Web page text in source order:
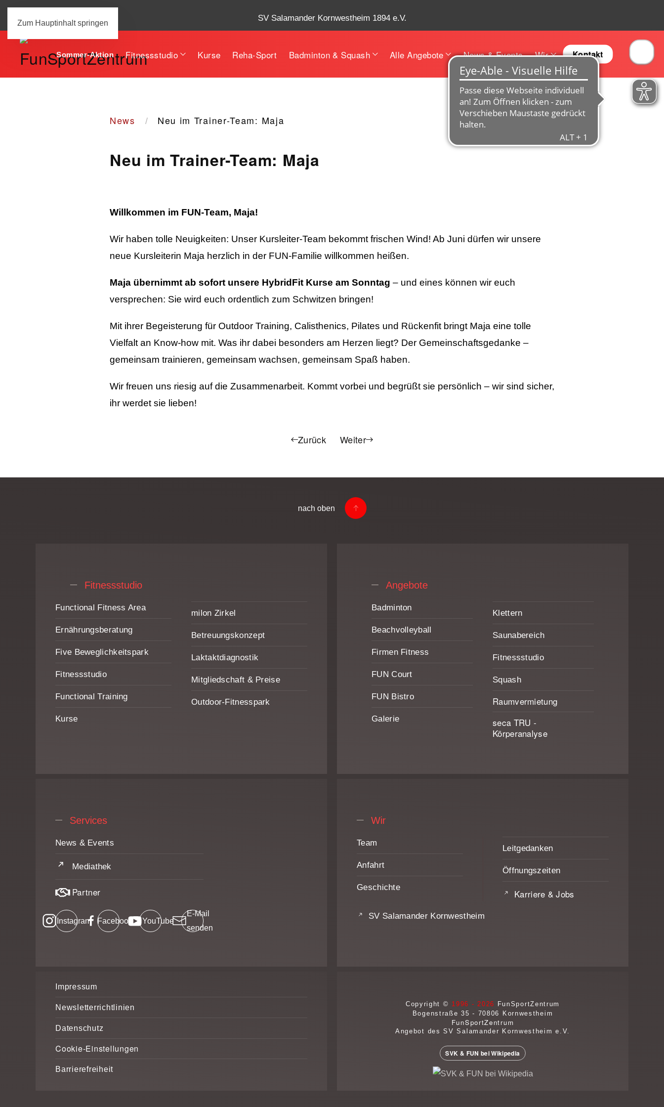
Zum Hauptinhalt springen
SV Salamander Kornwestheim 1894 e.V.
Sommer-Aktion Fitnessstudio Kurse Reha-Sport Badminton & Squash Alle Angebote News & Events Wir Kontakt
News Neu im Trainer-Team: Maja
Neu im Trainer-Team: Maja
Willkommen im FUN-Team, Maja!
Wir haben tolle Neuigkeiten: Unser Kursleiter-Team bekommt frischen Wind! Ab Juni dürfen wir unsere
neue Kursleiterin Maja herzlich in der FUN-Familie willkommen heißen.
Maja übernimmt ab sofort unsere HybridFit Kurse am Sonntag – und eines können wir euch
versprechen: Sie wird euch ordentlich zum Schwitzen bringen!
Mit ihrer Begeisterung für Outdoor Training, Calisthenics, Pilates und Rückenfit bringt Maja eine tolle
Vielfalt an Know-how mit. Was ihr dabei besonders am Herzen liegt? Der Gemeinschaftsgedanke –
gemeinsam trainieren, gemeinsam wachsen, gemeinsam Spaß haben.
Wir freuen uns riesig auf die Zusammenarbeit. Kommt vorbei und begrüßt sie persönlich – wir sind sicher,
ihr werdet sie lieben!
Zurück Weiter
nach oben
Fitnessstudio
Functional Fitness Area
Ernährungs­beratung
Five Beweglichkeitspark
Fitnessstudio
Functional Training
Kurse
milon Zirkel
Betreuungskonzept
Laktaktdiagnostik
Mitgliedschaft & Preise
Outdoor-Fitnesspark
Angebote
Badminton
Beach­volleyball
Firmen Fitness
FUN Court
FUN Bistro
Galerie
Klettern
Saunabereich
Fitnessstudio
Squash
Raumvermietung
seca TRU -
Körperanalyse
Services
News & Events
Mediathek
Partner
Instagram Facebook YouTube
E-Mail
senden
Wir
Team
Anfahrt
Geschichte
Leitgedanken
Öffnungszeiten
Karriere & Jobs
SV Salamander Kornwestheim
Impressum
Newsletterrichtlinien
Datenschutz
Cookie-Einstellungen
Barrierefreiheit
Copyright © 1996 - 2026 FunSportZentrum
Bogenstraße 35 - 70806 Kornwestheim
FunSportZentrum
Angebot des SV Salamander Kornwestheim e.V.
SVK & FUN bei Wikipedia